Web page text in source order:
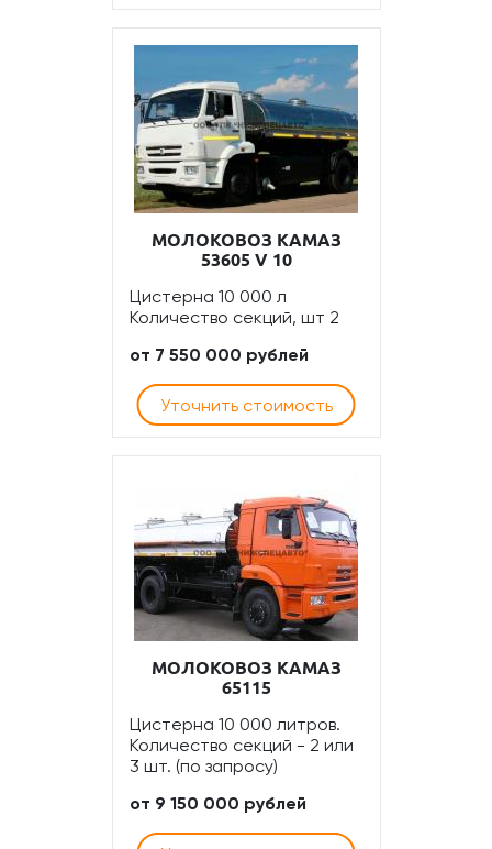
МОЛОКОВОЗ КАМАЗ
53605 V 10
Цистерна 10 000 л
Количество секций, шт 2
от 7 550 000 рублей
Уточнить стоимость
МОЛОКОВОЗ КАМАЗ
65115
Цистерна 10 000 литров.
Количество секций - 2 или
3 шт. (по запросу)
от 9 150 000 рублей